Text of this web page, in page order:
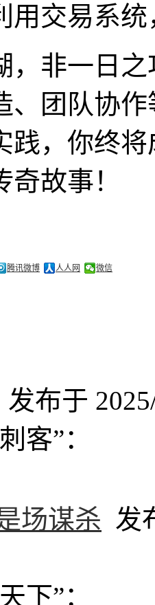
用交易系
，非一日
、团队协
践，你终
故事！
腾讯微博 人人网 微信
发布于
客”：
场谋杀 发
下”：